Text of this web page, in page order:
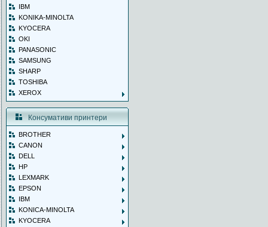
IBM
KONIKA-MINOLTA
KYOCERA
OKI
PANASONIC
SAMSUNG
SHARP
TOSHIBA
XEROX
Консумативи принтери
BROTHER
CANON
DELL
HP
LEXMARK
EPSON
IBM
KONICA-MINOLTA
KYOCERA